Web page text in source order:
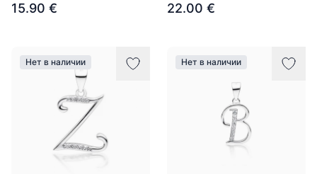
15.90 € 22.00 €
Нет в наличии Нет в наличии